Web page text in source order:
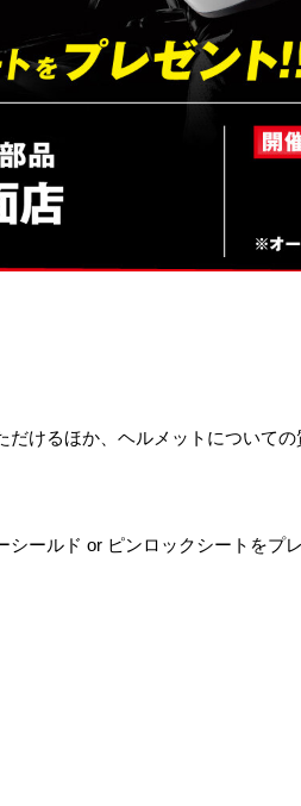
けるほか、ヘルメットについて
ールド or ピンロックシートをプ